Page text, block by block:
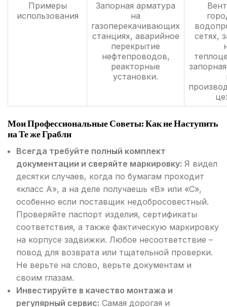
Примеры
использования
Запорная арматура
на
газоперекачивающих
станциях, аварийное
перекрытие
нефтепроводов,
реакторные
установки.
сетях,
Мои Профессиональные Советы: Как не Наступить
на Те же Грабли
Всегда требуйте полный комплект
документации и сверяйте маркировку: Я видел
десятки случаев, когда по бумагам проходит
«класс А», а на деле получаешь «В» или «С»,
особенно если поставщик недобросовестный.
Проверяйте паспорт изделия, сертификаты
соответствия, а также фактическую маркировку
на корпусе задвижки. Любое несоответствие –
повод для возврата или тщательной проверки.
Не верьте на слово, верьте документам и
своим глазам.
Инвестируйте в качество монтажа и
регулярный сервис: Самая дорогая и